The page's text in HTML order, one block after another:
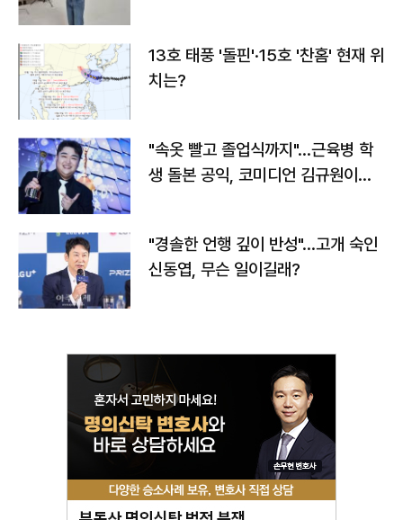
13호 태풍 '돌핀'·15호 '찬홈' 현재 위
치는?
"속옷 빨고 졸업식까지"…근육병 학
생 돌본 공익, 코미디언 김규원이었
"경솔한 언행 깊이 반성"…고개 숙인
신동엽, 무슨 일이길래?